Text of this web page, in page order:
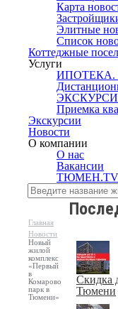
Карта
Элитные
Список
Коттеджные
Услуги
ИПОТЕКА.
Приемка
Экскурсии
Новости
О компании
О нас
Вакансии
ТЮМЕН.TV
Главная
Новости
Новый
жилой
комплекс
«Первый
в
Комарово
парк в
Тюмени»
Скидка
Тюмени